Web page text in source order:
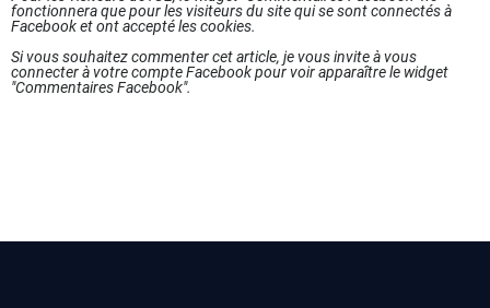
fonctionnera que pour les visiteurs du site qui se sont connectés à
Facebook et ont accepté les cookies.
Si vous souhaitez commenter cet article, je vous invite à vous
connecter à votre compte Facebook pour voir apparaître le widget
"Commentaires Facebook".